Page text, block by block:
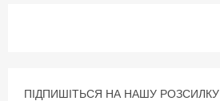
ПІДПИШІТЬСЯ НА НАШУ РОЗСИЛКУ